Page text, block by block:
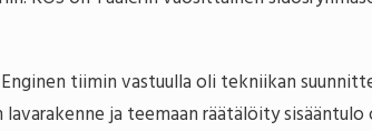
tiimin vastuulla oli tekniikan
ja teemaan räätälöity